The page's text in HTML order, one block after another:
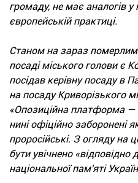
громаду, не має аналогів у
європейській практиці.
Станом на зараз померлим
посаді міського голови є
посідав керівну посаду в
на посаду Криворізького
«Опозиційна платформа —
нині офіційно заборонені
проросійські. З огляду на
бути увічнено «відповідно
національної пам'яті